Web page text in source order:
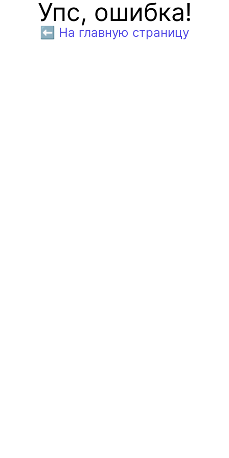
Упс, ошибка!
⬅️ На главную страницу